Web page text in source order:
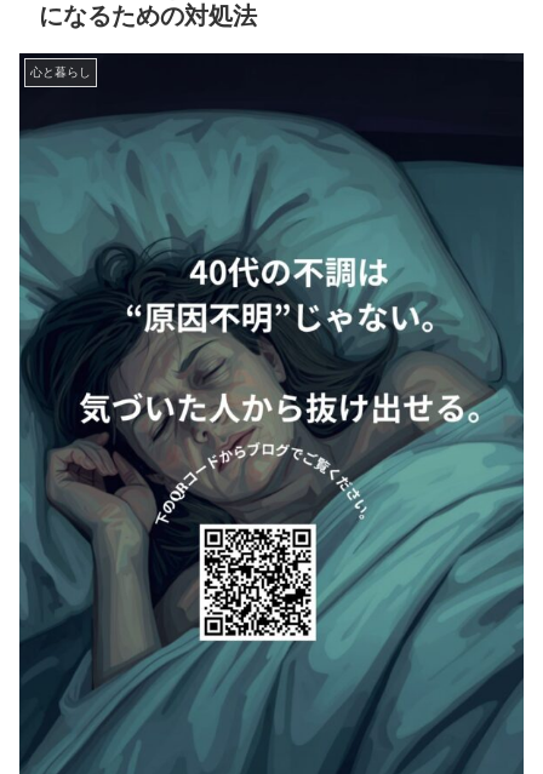
になるための対処法
心と暮らし